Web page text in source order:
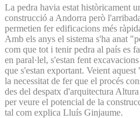
La pedra havia estat històricament
construcció a Andorra però
permetien fer edificacions més
Amb els anys el sistema s'ha anat
com que tot i tenir pedra al país es
en paral·lel, s'estan fent
que s'estan exportant. Veient
la necessitat de fer que el procés
des del despatx d'arquitectura
per veure el potencial de la
tal com explica Lluís Ginjaume.